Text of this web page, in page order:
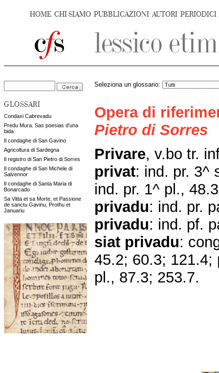
HOME CHI SIAMO PUBBLICAZIONI AUTORI PERIODICI
GLOSSARI
Condaxi Cabrevadu
Predu Mura. Sas poesias d'una
bida
Il condaghe di San Gavino
Agricoltura di Sardegna
Il registro di San Pietro di Sorres
Il condaghe di San Michele di
Salvennor
Il condaghe di Santa Maria di
Bonarcado
Sa Vitta et sa Morte, et Passione
de sanctu Gavinu, Prothu et
Januariu
Seleziona un glossario:
Opera di
Pietro di Sorres
Privare, v.bo tr.
privat: ind. pr. 3^
ind. pr. 1^ pl.,
privadu: ind. pr.
privadu: ind. pf.
siat privadu:
45.2; 60.3; 121.4;
pl., 87.3; 253.7.